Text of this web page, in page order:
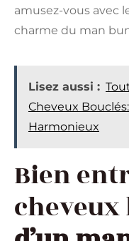
amusez-vous avec
charme du man
Lisez aussi :
Cheveux
Harmonieux
Bien
cheveux